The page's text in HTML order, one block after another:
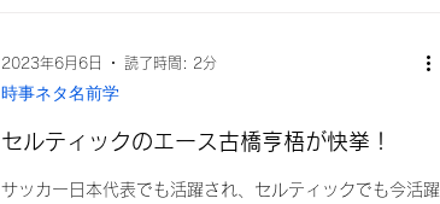
セルティックのエース古橋亨梧が快挙！
サッカー日本代表でも活躍され、セルティックでも今活躍
時事ネタ名前学
2023年6月6日 読了時間: 2分